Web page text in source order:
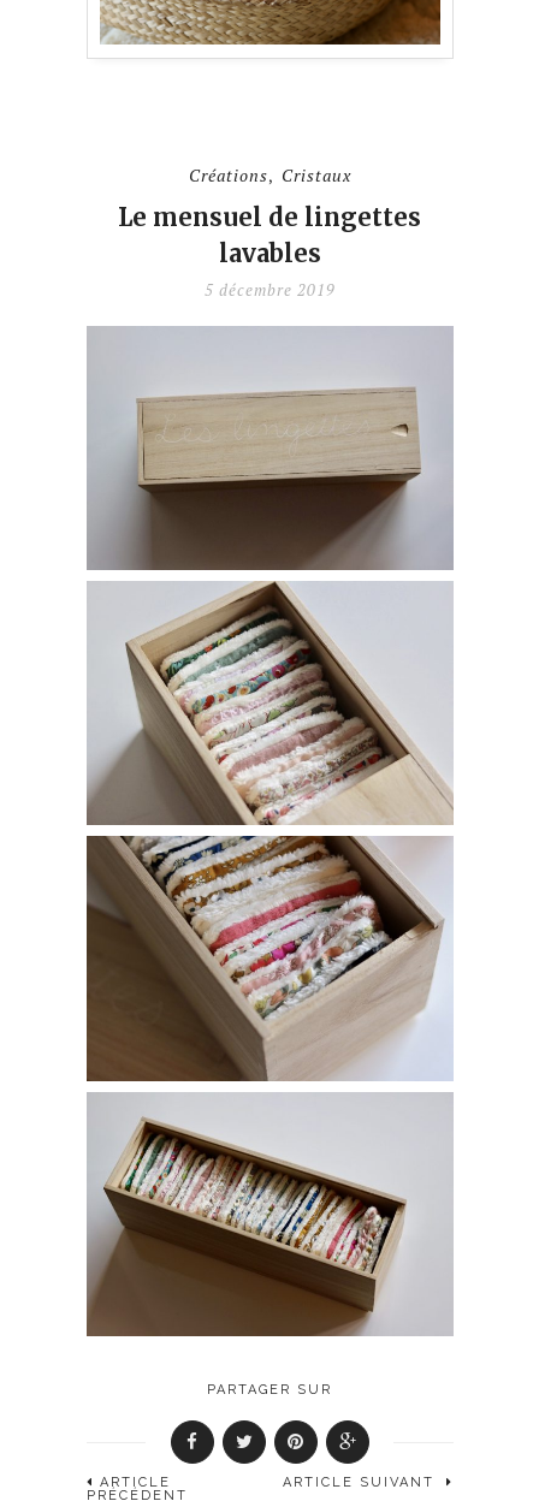
Créations, Cristaux
Le mensuel de lingettes
lavables
5 décembre 2019
PARTAGER SUR
ARTICLE
PRÉCÉDENT
ARTICLE SUIVANT